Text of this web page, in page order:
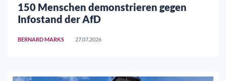
150 Menschen demonstrieren gegen
Infostand der AfD
BERNARD MARKS 27.07.2026